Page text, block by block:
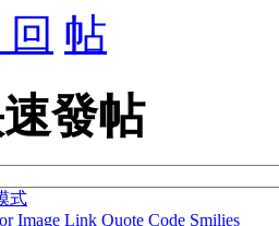
發帖
式
Image Link Quote Code Smilies